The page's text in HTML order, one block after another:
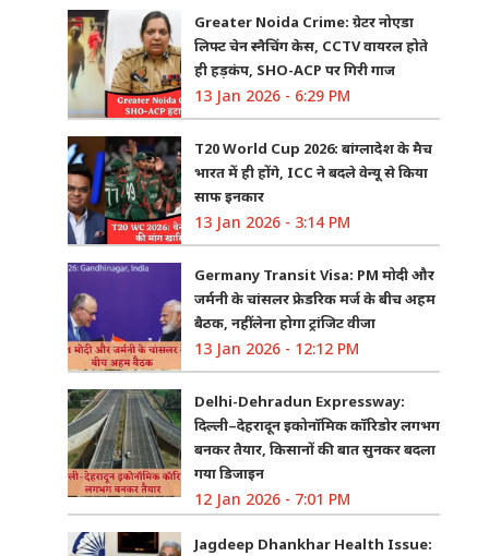
Greater Noida Crime: ग्रेटर नोएडा
लिफ्ट चेन स्नैचिंग केस, CCTV वायरल होते
ही हड़कंप, SHO-ACP पर गिरी गाज
13 Jan 2026 - 6:29 PM
T20 World Cup 2026: बांग्लादेश के मैच
भारत में ही होंगे, ICC ने बदले वेन्यू से किया
साफ इनकार
13 Jan 2026 - 3:14 PM
Germany Transit Visa: PM मोदी और
जर्मनी के चांसलर फ्रेडरिक मर्ज के बीच अहम
बैठक, नहीं लेना होगा ट्रांजिट वीजा
13 Jan 2026 - 12:12 PM
Delhi-Dehradun Expressway:
दिल्ली–देहरादून इकोनॉमिक कॉरिडोर लगभग
बनकर तैयार, किसानों की बात सुनकर बदला
गया डिजाइन
12 Jan 2026 - 7:01 PM
Jagdeep Dhankhar Health Issue: